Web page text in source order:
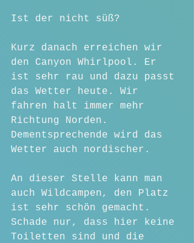
Ist der nicht süß?
Kurz danach erreichen wir
den Canyon Whirlpool. Er
ist sehr rau und dazu passt
das Wetter heute. Wir
fahren halt immer mehr
Richtung Norden.
Dementsprechende wird das
Wetter auch nordischer.
An dieser Stelle kann man
auch Wildcampen, den Platz
ist sehr schön gemacht.
Schade nur, dass hier keine
Toiletten sind und die